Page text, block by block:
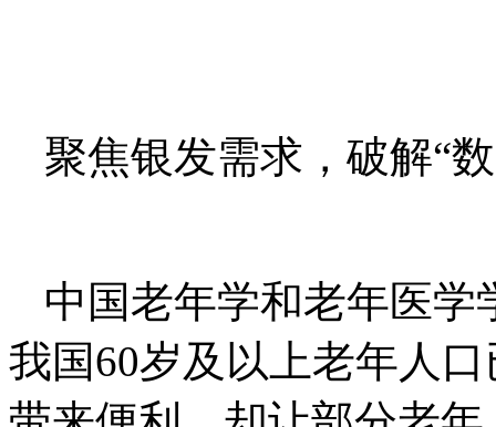
聚焦银发需求，破解“
中国老年学和老年医
我国60岁及以上老年人